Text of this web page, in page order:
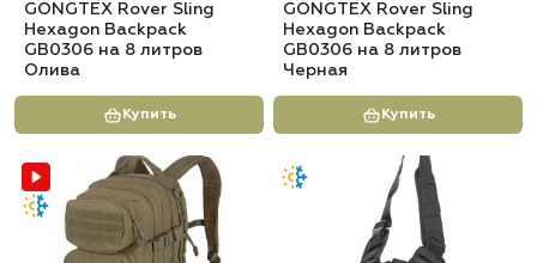
GONGTEX Rover Sling
Hexagon Backpack
GB0306 на 8 литров
Олива
Купить
GONGTEX Rover Sling
Hexagon Backpack
GB0306 на 8 литров
Черная
Купить